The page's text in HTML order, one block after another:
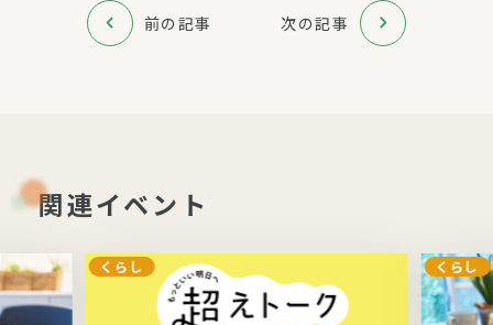
前の記事 次の記事
関連イベント
くらし くらし